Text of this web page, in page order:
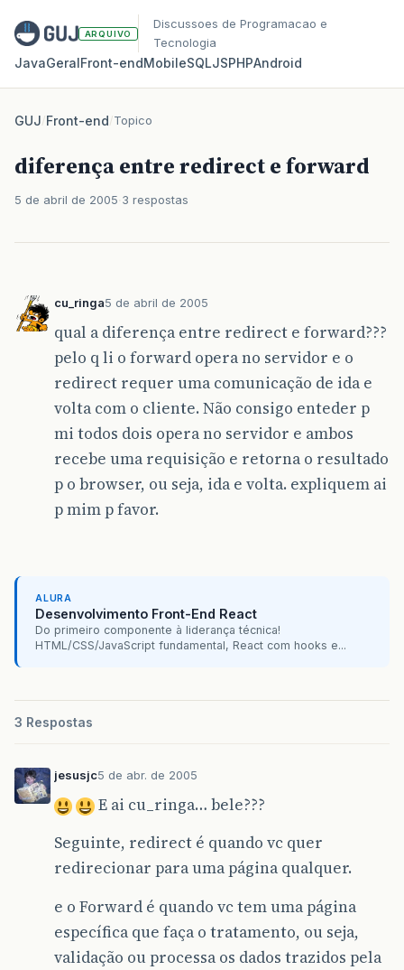
ARQUIVO
Discussoes de Programacao e
Tecnologia
JavaGeralFront‑endMobileSQLJSPHPAndroid
GUJ/Front-end/Topico
diferença entre redirect e forward
5 de abril de 2005 3 respostas
cu_ringa5 de abril de 2005
qual a diferença entre redirect e forward???
pelo q li o forward opera no servidor e o
redirect requer uma comunicação de ida e
volta com o cliente. Não consigo enteder p
mi todos dois opera no servidor e ambos
recebe uma requisição e retorna o resultado
p o browser, ou seja, ida e volta. expliquem ai
p mim p favor.
ALURA
Desenvolvimento Front-End React
Do primeiro componente à liderança técnica!
HTML/CSS/JavaScript fundamental, React com hooks e...
3 Respostas
jesusjc5 de abr. de 2005
E ai cu_ringa… bele???
Seguinte, redirect é quando vc quer
redirecionar para uma página qualquer.
e o Forward é quando vc tem uma página
específica que faça o tratamento, ou seja,
validação ou processa os dados trazidos pela